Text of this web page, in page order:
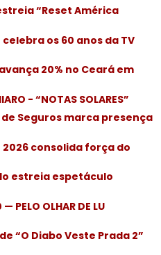
“Reset América
os 60 anos da TV
20% no Ceará em
- “NOTAS SOLARES”
Seguros marca presença
consolida força do
estreia espetáculo
PELO OLHAR DE LU
“O Diabo Veste Prada 2”